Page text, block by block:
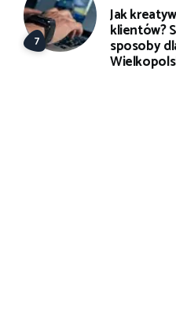
Jak
klientów?
sposoby